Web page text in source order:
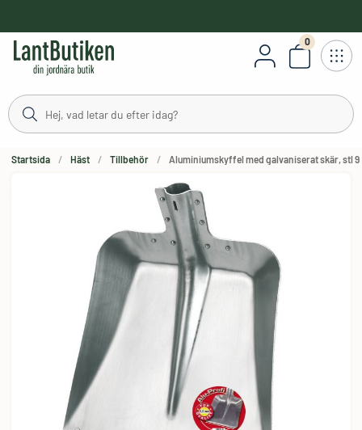
0
Antal
Startsida Häst Tillbehör Aluminiumskyffel med galvaniserat skär, stl 9